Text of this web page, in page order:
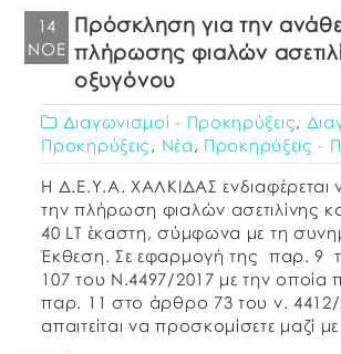
14
ΝΟΈ
Πρόσκληση για την
πλήρωσης φιαλών
οξυγόνου
Διαγωνισμοί - Προκηρύξεις,
Προκηρύξεις , Νέα , Προκηρύξεις -
Η Δ.Ε.Υ.Α. ΧΑΛΚΙΔΑΣ ενδιαφέρεται
την πλήρωση φιαλών ασετιλίνης
40 LT έκαστη, σύμφωνα με τη
Έκθεση. Σε εφαρμογή της παρ. 9
107 του Ν.4497/2017 με την οποία
παρ. 11 στο άρθρο 73 του ν. 4412/
απαιτείται να προσκομίσετε μαζί